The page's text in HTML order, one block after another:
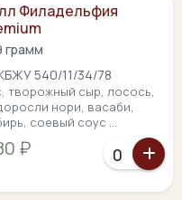
Филадельфия
грамм
540/11/34/78
творожный сыр, лосось,
нори, васаби,
соевый соус ...
₽